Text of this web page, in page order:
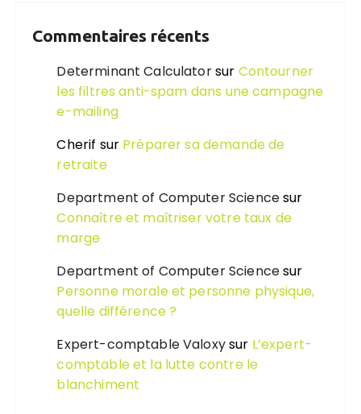
Commentaires récents
Determinant Calculatorsur Contourner
les filtres anti-spam dans une campagne
e-mailing
Cherif sur Préparer sa demande de
retraite
Department of Computer Sciencesur
Connaître et maîtriser votre taux de
marge
Department of Computer Sciencesur
Personne morale et personne physique,
quelle différence ?
Expert-comptable Valoxysur L’expert-
comptable et la lutte contre le
blanchiment